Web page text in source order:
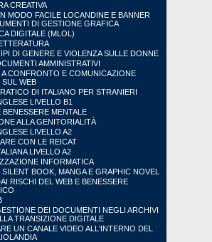
CREATIVA
MODO FACILE LOCANDINE E BANNER
DI GESTIONE GRAFICA
DIGITALE (MLOL)
DI GENERE E VIOLENZA SULLE DONNE
AMMINISTRATIVI
A CONFRONTO E COMUNICAZIONE
WEB
DI ITALIANO PER STRANIERI
LIVELLO B1
BENESSERE MENTALE
ALLA GENITORIALITÀ
LIVELLO A2
CON LE REICAT
LIVELLO A2
INFORMATICA
BOOK, MANGA E GRAPHIC NOVEL
RISCHI DEL WEB E BENESSERE
DEI DOCUMENTI NEGLI ARCHIVI
TRANSIZIONE DIGITALE
UN CANALE VIDEO ALL'INTERNO DEL